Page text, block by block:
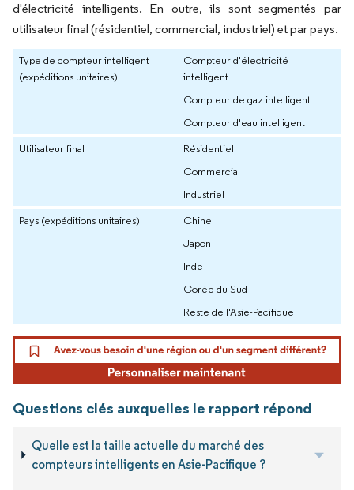
d'électricité intelligents. En outre, ils sont segmentés par
utilisateur final (résidentiel, commercial, industriel) et par pays.
Type de compteur intelligent
(expéditions unitaires)
Compteur d'électricité
intelligent
Compteur de gaz intelligent
Compteur d'eau intelligent
Utilisateur final
Résidentiel
Commercial
Industriel
Pays (expéditions unitaires)
Chine
Japon
Inde
Corée du Sud
Reste de l'Asie-Pacifique
Questions clés auxquelles le rapport répond
Quelle est la taille actuelle du marché des
compteurs intelligents en Asie-Pacifique ?